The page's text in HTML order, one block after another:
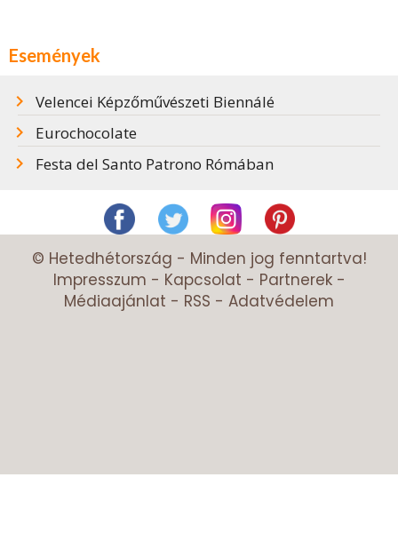
Események
Velencei Képzőművészeti Biennálé
Eurochocolate
Festa del Santo Patrono Rómában
© Hetedhétország - Minden jog fenntartva!
Impresszum - Kapcsolat - Partnerek-
Médiaajánlat - RSS - Adatvédelem